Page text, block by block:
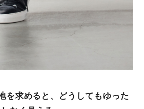
を求めると、どうしてもゆった